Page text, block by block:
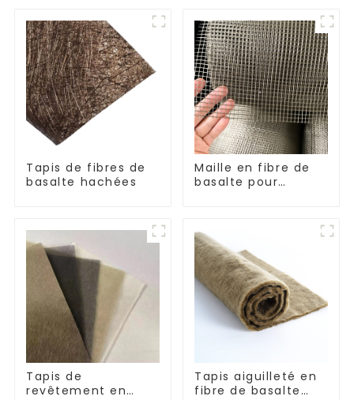
Tapis de fibres de
basalte hachées
Maille en fibre de
basalte pour
Tapis de
revêtement en
Tapis aiguilleté en
fibre de basalte